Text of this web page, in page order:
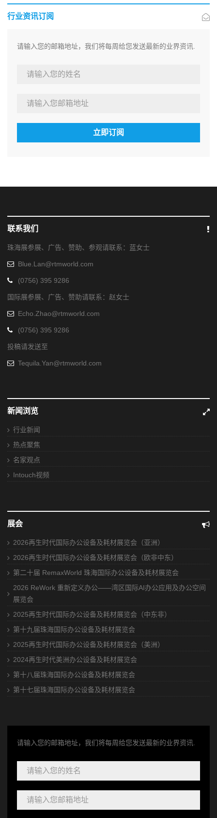
行业资讯订阅
请输入您的邮箱地址，我们将每周给您发送最新的业界资讯.
立即订阅
联系我们
珠海展参展、广告、赞助、参观请联系：蓝女士
Blue.Lan@rtmworld.com
(0756) 395 9286
国际展参展、广告、赞助请联系：赵女士
Echo.Zhao@rtmworld.com
(0756) 395 9286
投稿请发送至
Tequila.Yan@rtmworld.com
新闻浏览
行业新闻
热点聚焦
名家观点
Intouch视频
展会
2026再生时代国际办公设备及耗材展览会（亚洲）
2026再生时代国际办公设备及耗材展览会（欧非中东）
第二十届 RemaxWorld 珠海国际办公设备及耗材展览会
2026 ReWork 重新定义办公——湾区国际AI办公应用及办公空间
展览会
2025再生时代国际办公设备及耗材展览会（中东非）
第十九届珠海国际办公设备及耗材展览会
2025再生时代国际办公设备及耗材展览会（美洲）
2024再生时代美洲办公设备及耗材展览会
第十八届珠海国际办公设备及耗材展览会
第十七届珠海国际办公设备及耗材展览会
请输入您的邮箱地址，我们将每周给您发送最新的业界资讯.